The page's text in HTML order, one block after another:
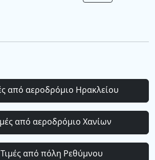
από αεροδρόμιο Ηρακλείου
από αεροδρόμιο Χανίων
Τιμές από πόλη Ρεθύμνου